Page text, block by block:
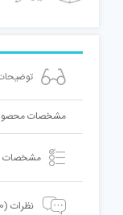
مشخصات
مشخصات
نظرات (0)